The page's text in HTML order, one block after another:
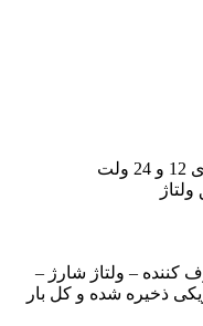
– ولتاژ شارژ –
ذخیره شده و کل بار